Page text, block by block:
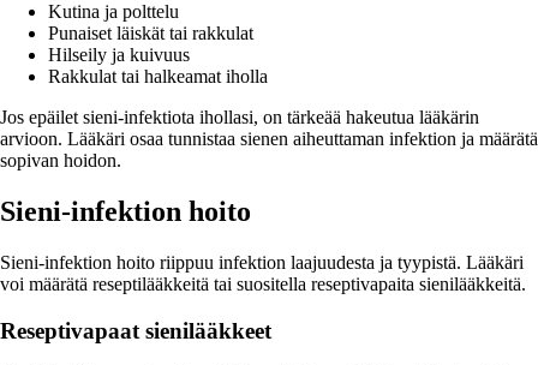
Kutina ja polttelu
Punaiset läiskät tai rakkulat
Hilseily ja kuivuus
Rakkulat tai halkeamat iholla
Jos epäilet sieni-infektiota ihollasi, on tärkeää hakeutua lääkärin
arvioon. Lääkäri osaa tunnistaa sienen aiheuttaman infektion ja määrätä
sopivan hoidon.
Sieni-infektion hoito
Sieni-infektion hoito riippuu infektion laajuudesta ja tyypistä. Lääkäri
voi määrätä reseptilääkkeitä tai suositella reseptivapaita sienilääkkeitä.
Reseptivapaat sienilääkkeet